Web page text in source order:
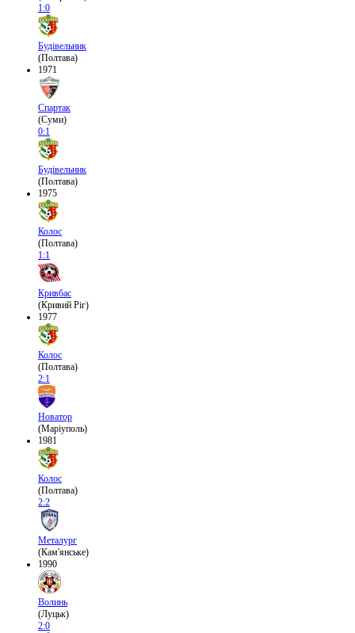
1:0
Будівельник
(Полтава)
1971
Спартак
(Суми)
0:1
Будівельник
(Полтава)
1975
Колос
(Полтава)
1:1
Кривбас
(Кривий Ріг)
1977
Колос
(Полтава)
2:1
Новатор
(Маріуполь)
1981
Колос
(Полтава)
2:2
Металург
(Кам'янське)
1990
Волинь
(Луцьк)
2:0